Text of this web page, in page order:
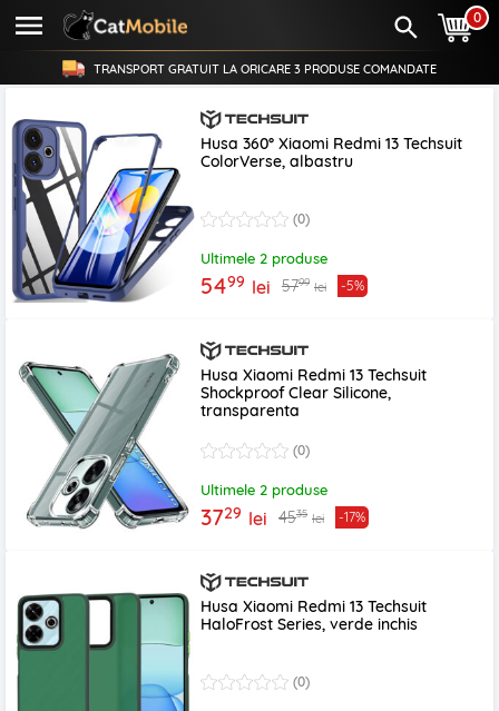
0
TRANSPORT GRATUIT LA ORICARE 3 PRODUSE COMANDATE
Husa 360° Xiaomi Redmi 13 Techsuit
ColorVerse, albastru
(0)
Ultimele 2 produse
5499 lei 5799 lei -5%
Husa Xiaomi Redmi 13 Techsuit
Shockproof Clear Silicone,
transparenta
(0)
Ultimele 2 produse
3729 lei 4535 lei -17%
Husa Xiaomi Redmi 13 Techsuit
HaloFrost Series, verde inchis
(0)